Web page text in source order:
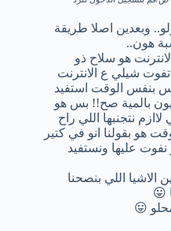
وبعدين اصلا طريقة
هون..
هو سلاح ذو
شيلي ع الانترنت
بنفس الوقت استفيد
بالمية صح!! بس هو
نتجنبها اللي راح
هو بقولنا انو في كتير
نفوت عليها ونستفيد
الاشيا اللي بنصحنا
😛
😛